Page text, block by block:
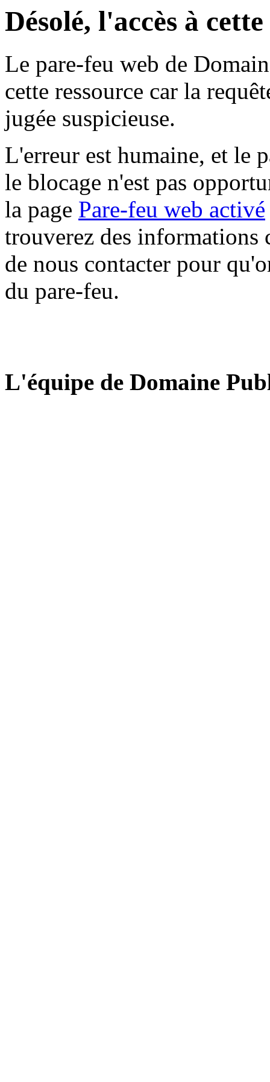
Désolé, l'accès à
Le pare-feu web de
cette ressource car la
jugée suspicieuse.
L'erreur est humaine, et le
le blocage n'est pas
la page Pare-feu web activé
trouverez des informations
de nous contacter pour
du pare-feu.
L'équipe de Domaine